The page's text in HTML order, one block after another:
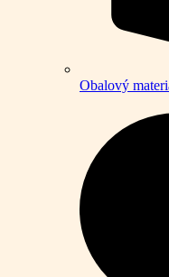
Obalový